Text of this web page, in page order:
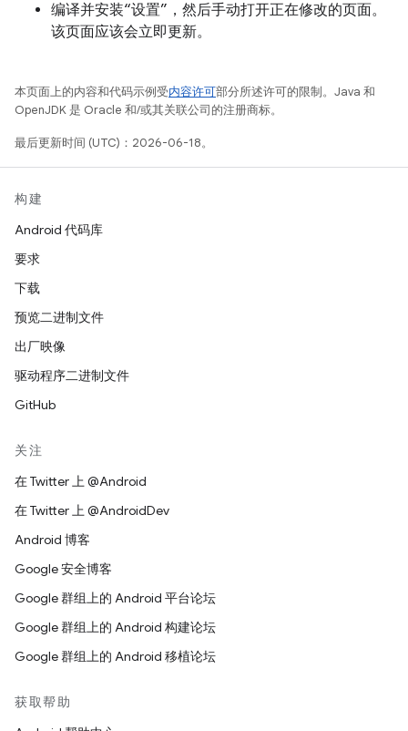
编译并安装“设置”，然后手动打开正在修改的页面。
该页面应该会立即更新。
本页面上的内容和代码示例受内容许可部分所述许可的限制。Java 和
OpenJDK 是 Oracle 和/或其关联公司的注册商标。
最后更新时间 (UTC)：2026-06-18。
构建
Android 代码库
要求
下载
预览二进制文件
出厂映像
驱动程序二进制文件
GitHub
关注
在 Twitter 上 @Android
在 Twitter 上 @AndroidDev
Android 博客
Google 安全博客
Google 群组上的 Android 平台论坛
Google 群组上的 Android 构建论坛
Google 群组上的 Android 移植论坛
获取帮助